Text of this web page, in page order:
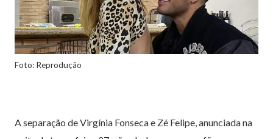
Foto: Reprodução
A separação de Virgínia Fonseca e Zé Felipe, anunciada na